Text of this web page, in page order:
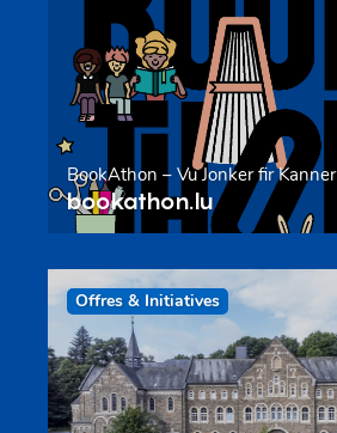
BookAthon – Vu Jonker fir Kanner
bookathon.lu
Offres & Initiatives